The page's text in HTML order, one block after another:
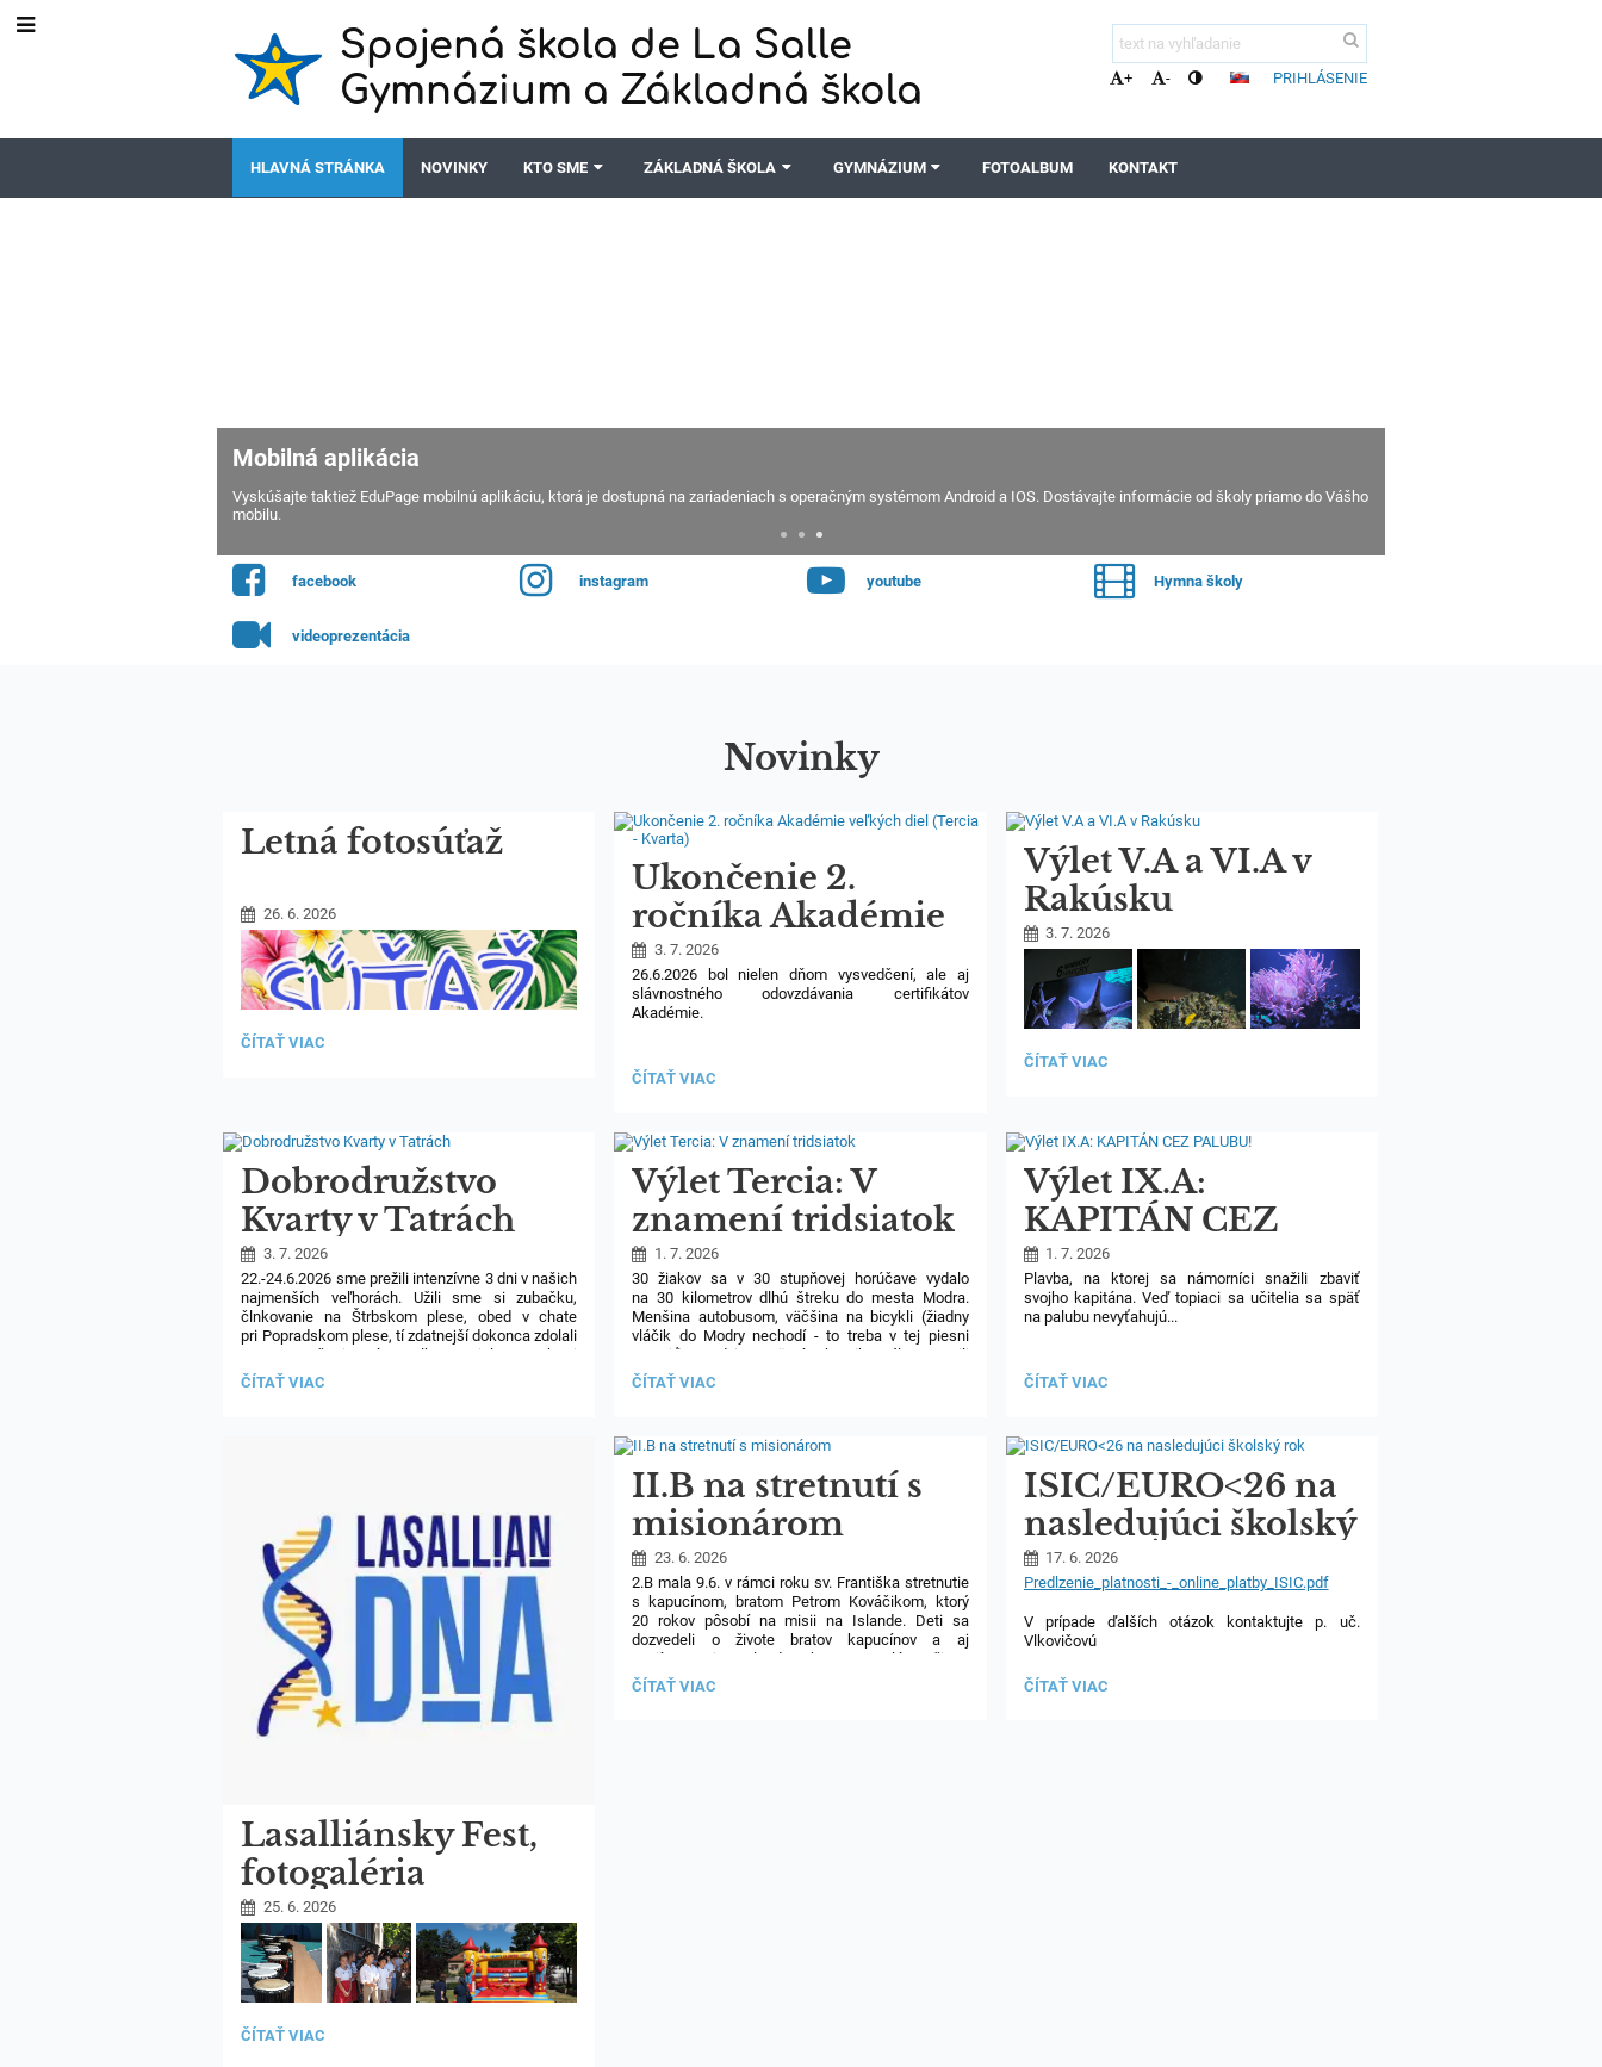
Spojená škola de La Salle
Gymnázium a Základná škola
+ - PRIHLÁSENIE
HLAVNÁ STRÁNKA NOVINKY KTO SME ZÁKLADNÁ ŠKOLA GYMNÁZIUM FOTOALBUM KONTAKT
facebook instagram youtube Hymna školy
videoprezentácia
Novinky
Letná fotosúťaž
26. 6. 2026
LETNÁ
ČÍTAŤ VIAC
Ukončenie 2.
ročníka Akadémie
veľkých diel (Tercia
- Kvarta)
3. 7. 2026
26.6.2026 bol nielen dňom vysvedčení, ale aj
slávnostného odovzdávania certifikátov
Akadémie.
do veľkých diel, ktoré nám odkrývali svoje
nad myšlienkami velikánov literatúry, filozofie
a umenia.
UKONČENIE
VEĽKÝCH
DIEL
(TERCIA
KVARTA):
ČÍTAŤ VIAC
Výlet V.A a VI.A v
Rakúsku
3. 7. 2026
VÝLET
V
RAKÚSKU:
ČÍTAŤ VIAC
Dobrodružstvo
Kvarty v Tatrách
3. 7. 2026
22.-24.6.2026 sme prežili intenzívne 3 dni v našich
najmenších veľhorách. Užili sme si zubačku,
člnkovanie na Štrbskom plese, obed v chate
pri Popradskom plese, tí zdatnejší dokonca zdolali
Ostrvu. Počasie nám celkom prialo, a tak si
odnášame pekné zážitky a radosť zo spoločných
chvíľ v krásnej prírode.
DOBRODRUŽSTVO
ČÍTAŤ VIAC
Výlet Tercia: V
znamení tridsiatok
1. 7. 2026
30 žiakov sa v 30 stupňovej horúčave vydalo
na 30 kilometrov dlhú štreku do mesta Modra.
Menšina autobusom, väčšina na bicykli (žiadny
vláčik do Modry nechodí - to treba v tej piesni
opraviť). Medzi pamätné okamihy výletu patrili
túra na Veľkú homoľu, zábava v bazéne
či nevydarený pokus o nočnú hru. Bude
VÝLET
TRIDSIATOK:
ČÍTAŤ VIAC
Výlet IX.A:
KAPITÁN CEZ
PALUBU!
1. 7. 2026
Plavba, na ktorej sa námorníci snažili zbaviť
svojho kapitána. Veď topiaci sa učitelia sa späť
na palubu nevyťahujú...
dobrodružstva na vode a rozlúčkovej prespávačky
šou, ktorou žiakov prekvapila Paulínka Čmelková.
VÝLET
PALUBU!:
ČÍTAŤ VIAC
Lasalliánsky Fest,
fotogaléria
25. 6. 2026
LASALLIÁNSKY
ČÍTAŤ VIAC
II.B na stretnutí s
misionárom
23. 6. 2026
2.B mala 9.6. v rámci roku sv. Františka stretnutie
s kapucínom, bratom Petrom Kováčikom, ktorý
20 rokov pôsobí na misii na Islande. Deti sa
dozvedeli o živote bratov kapucínov a aj
zaujímavosti o Islande, ako napr. polárna žiara,
či gejzír. Takisto mali možnosť preskúmať lávovú
vyvreninu a veľrybiu kosť. Na záver si pochutnali
II.B
ČÍTAŤ VIAC
ISIC/EURO<26 na
nasledujúci školský
rok
17. 6. 2026
Predlzenie_platnosti_-_online_platby_ISIC.pdf
V prípade ďalších otázok kontaktujte p. uč.
Vlkovičovú
ISIC/EURO<26
ČÍTAŤ VIAC